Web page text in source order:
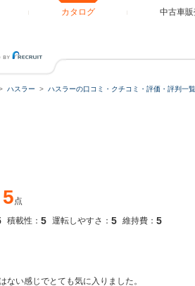
カタログ 中古車
ハスラー ハスラーの口コミ・クチコミ・評価・評判一覧
5点
積載性： 5 運転しやすさ： 5 維持費： 5
い感じでとても気に入りました。